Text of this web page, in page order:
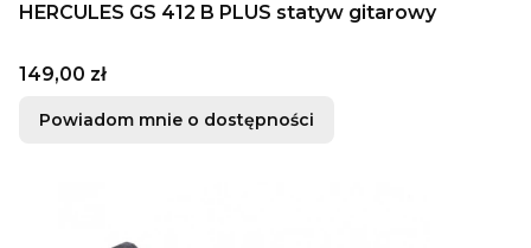
HERCULES GS 412 B PLUS statyw gitarowy
Cena
149,00 zł
Powiadom mnie o dostępności